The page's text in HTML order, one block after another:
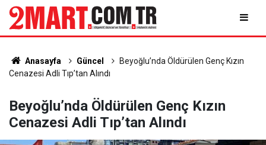
Anasayfa Güncel
Beyoğlu’nda Öldürülen Genç Kızın
Cenazesi Adli Tıp’tan Alındı
Beyoğlu’nda Öldürülen Genç Kızın
Cenazesi Adli Tıp’tan Alındı